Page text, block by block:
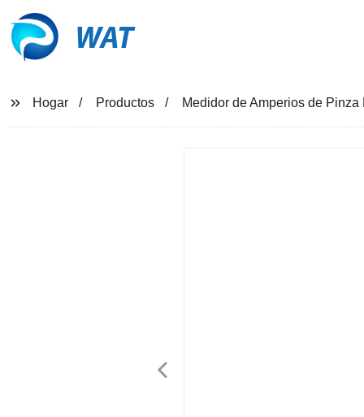
WAT
Hogar Productos Medidor de Amperios de